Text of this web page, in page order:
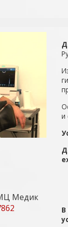
МЦ Медик
и